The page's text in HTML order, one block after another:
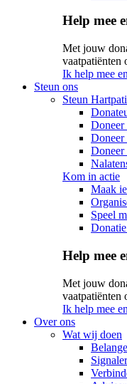
Help mee
Met jouw
vaatpatiënten
Ik help mee
Steun ons
Steun
Doneer
Doneer
Doneer
Kom in actie
Maak
Speel
Help mee
Met jouw
vaatpatiënten
Ik help mee
Over ons
Wat wij doen